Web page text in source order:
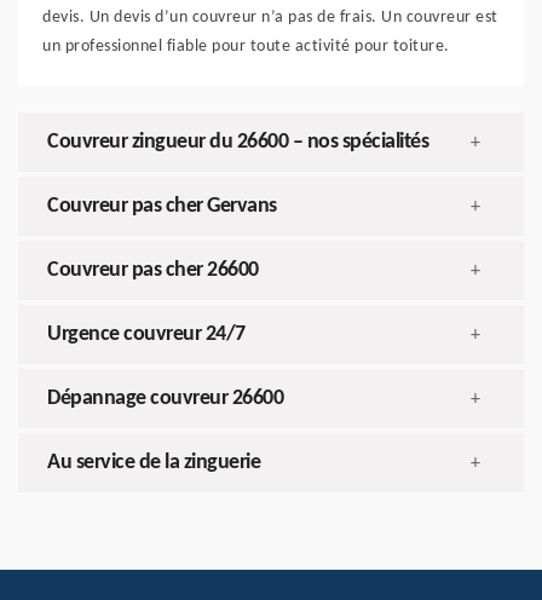
devis. Un devis d’un couvreur n’a pas de frais. Un couvreur est
un professionnel fiable pour toute activité pour toiture.
Couvreur zingueur du 26600 – nos spécialités +
Couvreur pas cher Gervans +
Couvreur pas cher 26600 +
Urgence couvreur 24/7 +
Dépannage couvreur 26600 +
Au service de la zinguerie +